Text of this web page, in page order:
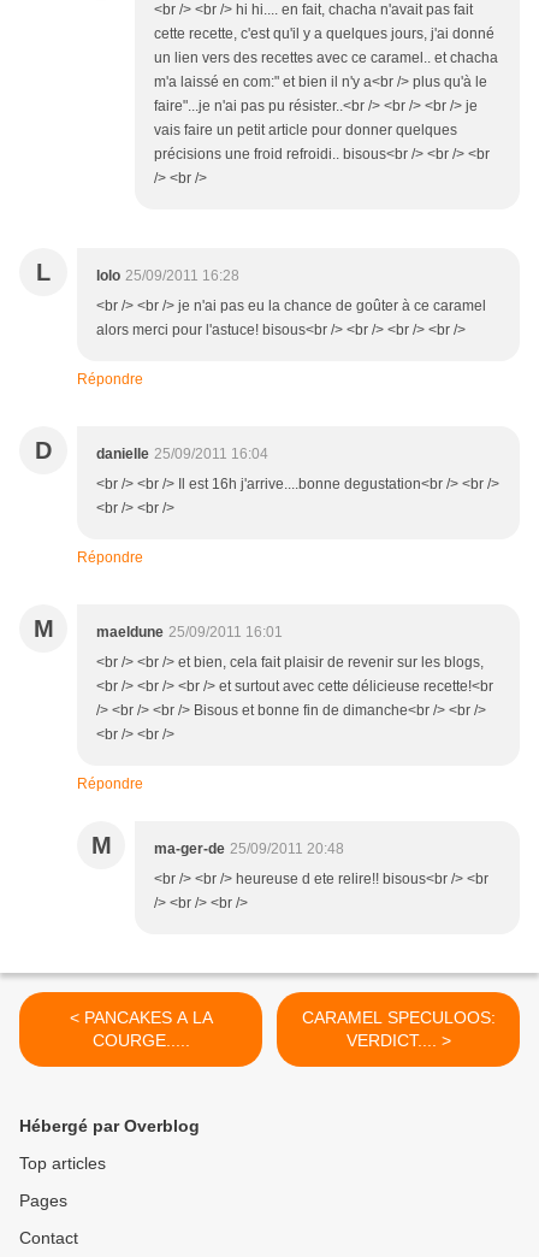
<br /> <br /> hi hi.... en fait, chacha n'avait pas fait
cette recette, c'est qu'il y a quelques jours, j'ai donné
un lien vers des recettes avec ce caramel.. et chacha
m'a laissé en com:" et bien il n'y a<br /> plus qu'à le
faire"...je n'ai pas pu résister..<br /> <br /> <br /> je
vais faire un petit article pour donner quelques
précisions une froid refroidi.. bisous<br /> <br /> <br
/> <br />
L lolo 25/09/2011 16:28
<br /> <br /> je n'ai pas eu la chance de goûter à ce caramel
alors merci pour l'astuce! bisous<br /> <br /> <br /> <br />
Répondre
D danielle 25/09/2011 16:04
<br /> <br /> Il est 16h j'arrive....bonne degustation<br /> <br />
<br /> <br />
Répondre
M maeldune 25/09/2011 16:01
<br /> <br /> et bien, cela fait plaisir de revenir sur les blogs,
<br /> <br /> <br /> et surtout avec cette délicieuse recette!<br
/> <br /> <br /> Bisous et bonne fin de dimanche<br /> <br />
<br /> <br />
Répondre
M ma-ger-de 25/09/2011 20:48
<br /> <br /> heureuse d ete relire!! bisous<br /> <br
/> <br /> <br />
< PANCAKES A LA
COURGE.....
CARAMEL SPECULOOS:
VERDICT.... >
Hébergé par Overblog
Top articles
Pages
Contact